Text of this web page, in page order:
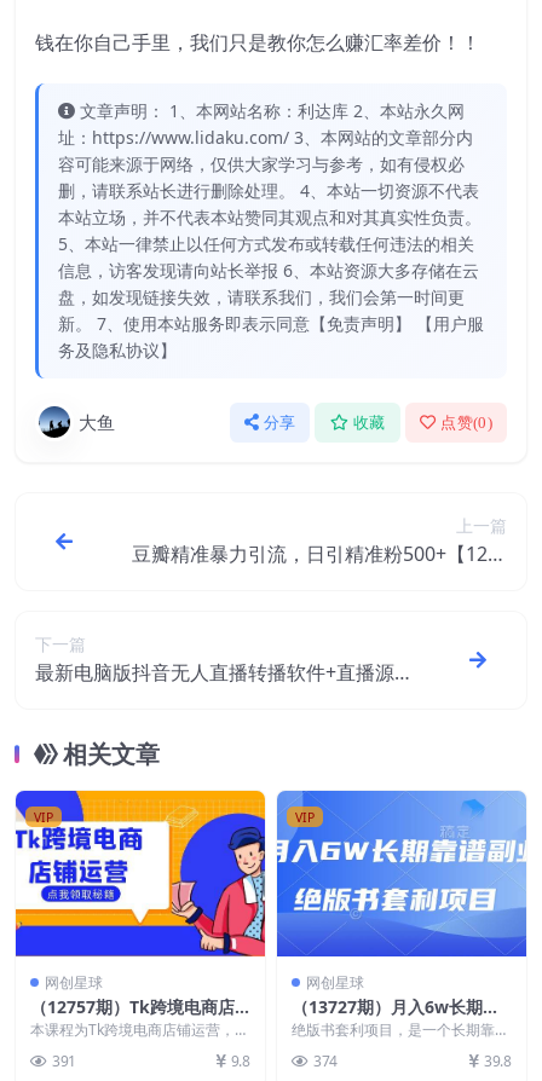
钱在你自己手里，我们只是教你怎么赚汇率差价！！
文章声明： 1、本网站名称：利达库 2、本站永久网
址：https://www.lidaku.com/ 3、本网站的文章部分内
容可能来源于网络，仅供大家学习与参考，如有侵权必
删，请联系站长进行删除处理。 4、本站一切资源不代表
本站立场，并不代表本站赞同其观点和对其真实性负责。
5、本站一律禁止以任何方式发布或转载任何违法的相关
信息，访客发现请向站长举报 6、本站资源大多存储在云
盘，如发现链接失效，请联系我们，我们会第一时间更
新。 7、使用本站服务即表示同意【免责声明】 【用户服
务及隐私协议】
大鱼 分享 收藏 点赞(0)
上一篇
豆瓣精准暴力引流，日引精准粉500+【12视
下一篇
最新电脑版抖音无人直播转播软件+直播源
相关文章
VIP
网创星球
（12757期）Tk跨境电商店
铺运营：选品策略与流量变现
技巧，助力跨境商家成功出海
本课程为Tk跨境电商店铺运营，全
各个环节。内容包括...
391 9.8
VIP
网创星球
（13727期）月入6w长期靠
谱副业，绝版书套利项目，日
入2000+，新人小白秒上手
绝版书套利项目，是一个长期靠谱
息差来赚取差价，图书...
374 39.8